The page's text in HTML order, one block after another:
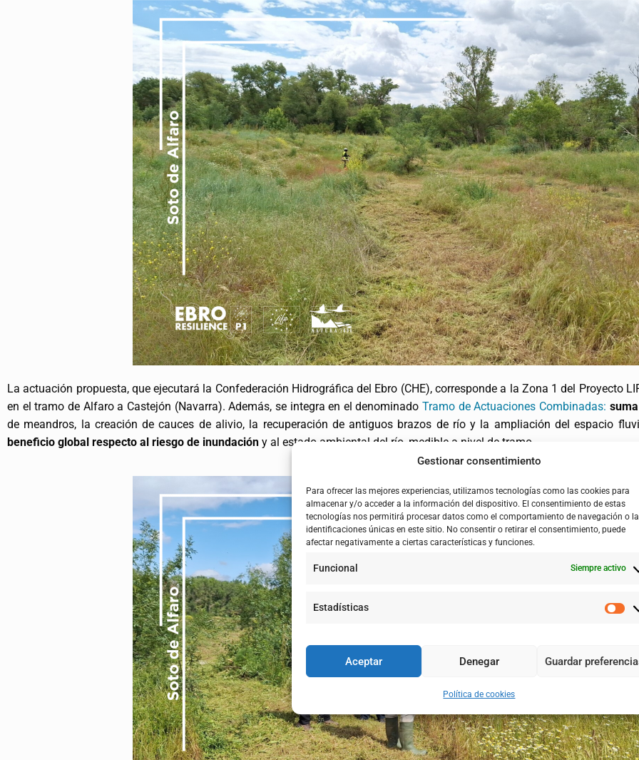
Gestionar consentimiento
Para ofrecer las mejores experiencias, utilizamos tecnologías como las cookies para
almacenar y/o acceder a la información del dispositivo. El consentimiento de estas
tecnologías nos permitirá procesar datos como el comportamiento de navegación o
identificaciones únicas en este sitio. No consentir o retirar el consentimiento, puede
afectar negativamente a ciertas características y funciones.
Funcional Siempre activo
Estadísticas
Aceptar Denegar Guardar
Política de cookies
La actuación propuesta, que ejecutará la Confederación Hidrográfica del Ebro (CHE), corresponde a la Zona 1 del Proyecto
en el tramo de Alfaro a Castejón (Navarra). Además, se integra en el denominadoTramo de Actuaciones Combinadas:
de meandros, la creación de cauces de alivio, la recuperación de antiguos brazos de río y la ampliación del espacio
beneficio global respecto al riesgo de inundación y al estado ambiental del río, medible a nivel de tramo.